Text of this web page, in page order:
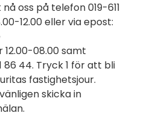
oss på telefon 019-611
12.00 eller via epost:
08.00 samt
86 44. Tryck 1 för att bli
fastighetsjour.
skicka in